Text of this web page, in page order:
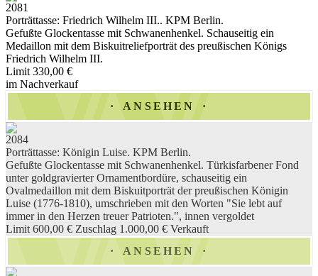
2081
Porträttasse: Friedrich Wilhelm III.. KPM Berlin.
Gefußte Glockentasse mit Schwanenhenkel. Schauseitig ein
Medaillon mit dem Biskuitreliefporträt des preußischen Königs
Friedrich Wilhelm III.
Limit 330,00 €
im Nachverkauf
ANSEHEN
2084
Porträttasse: Königin Luise. KPM Berlin.
Gefußte Glockentasse mit Schwanenhenkel. Türkisfarbener Fond
unter goldgravierter Ornamentbordüre, schauseitig ein
Ovalmedaillon mit dem Biskuitporträt der preußischen Königin
Luise (1776-1810), umschrieben mit den Worten "Sie lebt auf
immer in den Herzen treuer Patrioten.", innen vergoldet
Limit 600,00 € Zuschlag 1.000,00 € Verkauft
ANSEHEN